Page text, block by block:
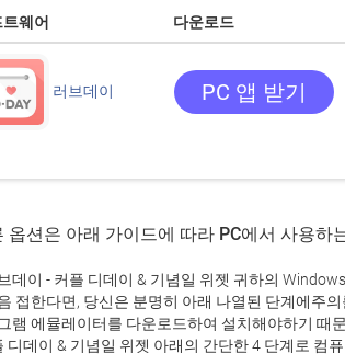
웨어 다운로드
러브데이 PC 앱 받기
옵션은 아래 가이드에 따라 PC에서 사용하
데이 - 커플 디데이 & 기념일 위젯 귀하의
접한다면, 당신은 분명히 아래 나열된 단계에주
램 에뮬레이터를 다운로드하여 설치해야하기 때
디데이 & 기념일 위젯 아래의 간단한 4 단계로 컴